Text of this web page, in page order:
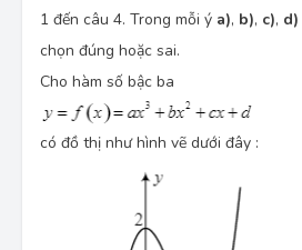
1 đến câu 4. Trong mỗi ý a), b), c), d)
chọn đúng hoặc sai.
Cho hàm số bậc ba
có đồ thị như hình vẽ dưới đây :